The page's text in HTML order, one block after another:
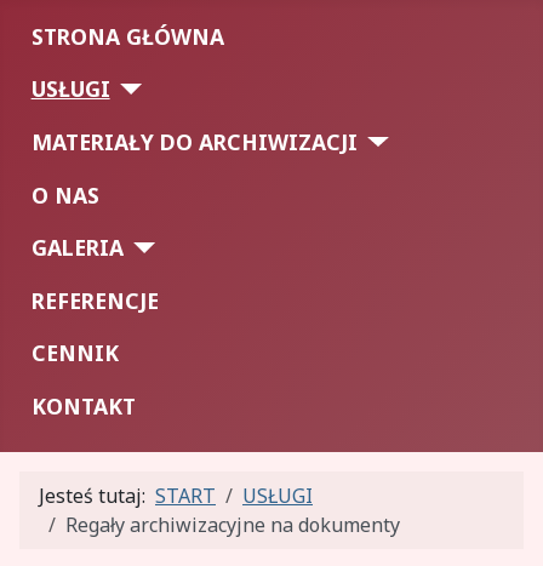
STRONA GŁÓWNA
USŁUGI
MATERIAŁY DO ARCHIWIZACJI
O NAS
GALERIA
REFERENCJE
CENNIK
KONTAKT
Jesteś tutaj: START
USŁUGI
Regały archiwizacyjne na dokumenty